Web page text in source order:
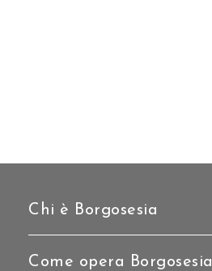
Chi è Borgosesia
Come opera Borgosesia